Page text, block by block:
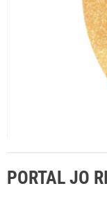
PORTAL JO